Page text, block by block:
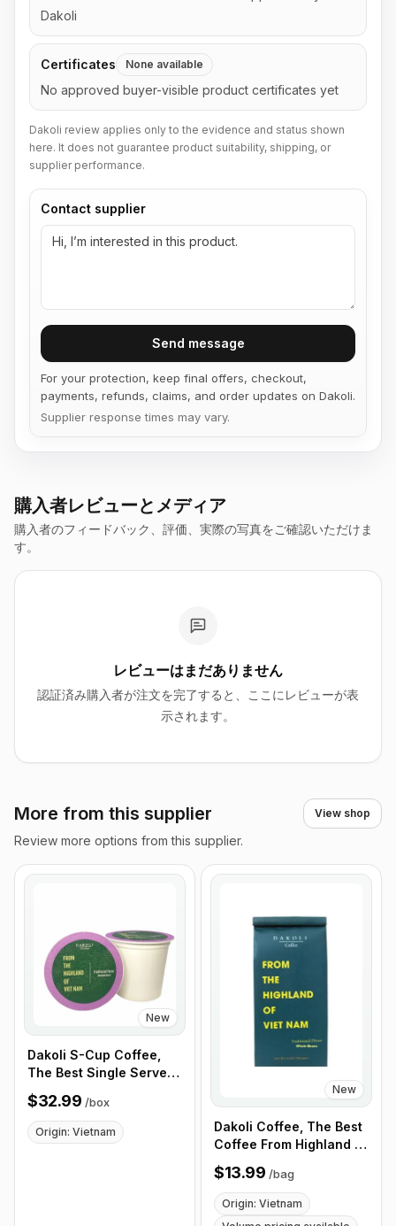
Dakoli
Certificates None available
No approved buyer-visible product certificates yet
Dakoli review applies only to the evidence and status shown
here. It does not guarantee product suitability, shipping, or
supplier performance.
Contact supplier
Send message
For your protection, keep final offers, checkout,
payments, refunds, claims, and order updates on Dakoli.
Supplier response times may vary.
購入者レビューとメディア
購入者のフィードバック、評価、実際の写真をご確認いただけま
す。
レビューはまだありません
認証済み購入者が注文を完了すると、ここにレビューが表
示されます。
More from this supplier View shop
Review more options from this supplier.
New
Dakoli S-Cup Coffee,
The Best Single Serve
Coffee Cup From
Highland of Vietnam,
100% Vietnamese
Coffee - Box of 100
$32.99 /box
Origin: Vietnam
New
Dakoli Coffee, The Best
Coffee From Highland of
Vietnam, 100%
Vietnamese Coffee -
340g (12 oz)
$13.99 /bag
Origin: Vietnam